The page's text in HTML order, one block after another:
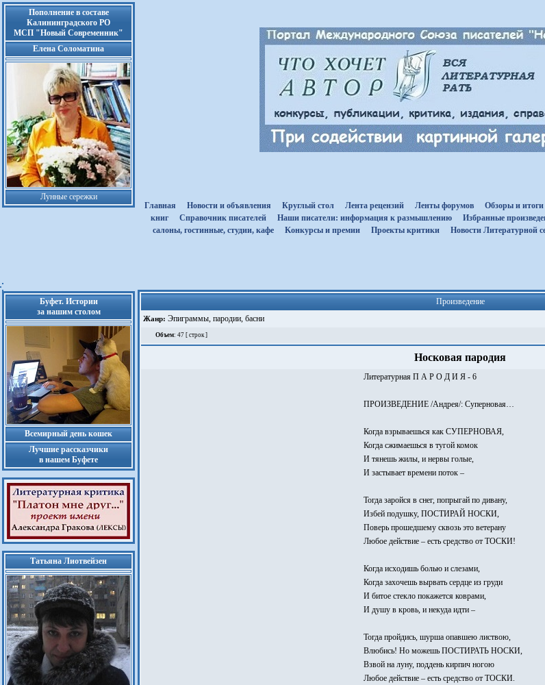
Пополнение в составе
Калининградского РО
МСП "Новый Современник"
Елена Соломатина
Лунные сережки
Главная
Новости и объявления Круглый стол Лента рецензий Ленты форумов Обзоры и итоги
книг
Cправочник писателей Наши писатели: информация к размышлению Избранные
салоны, гостинные, студии, кафе
Kонкурсы и премии Проекты критики Новости Литературной
Буфет. Истории
за нашим столом
Всемирный день кошек
Лучшие рассказчики
в нашем Буфете
Татьяна Лиотвейзен
Произведение
Жанр: Эпиграммы, пародии, басни
Объем: 47 [ строк ]
Носковая пародия
Литературная П А Р О Д И Я - 6
ПРОИЗВЕДЕНИЕ /Андрея/: Суперновая…
Когда взрываешься как СУПЕРНОВАЯ,
Когда сжимаешься в тугой комок
И тянешь жилы, и нервы голые,
И застывает времени поток –
Тогда заройся в снег, попрыгай по дивану,
Избей подушку, ПОСТИРАЙ НОСКИ,
Поверь прошедшему сквозь это ветерану
Любое действие – есть средство от ТОСКИ!
Когда исходишь болью и слезами,
Когда захочешь вырвать сердце из груди
И битое стекло покажется коврами,
И душу в кровь, и некуда идти –
Тогда пройдись, шурша опавшею листвою,
Влюбись! Но можешь ПОСТИРАТЬ НОСКИ,
Взвой на луну, поддень кирпич ногою
Любое действие – есть средство от ТОСКИ.